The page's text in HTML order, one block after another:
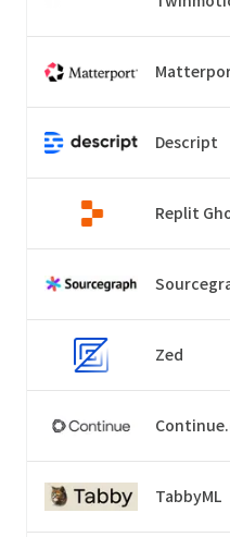
Descript
Replit
Zed
TabbyML